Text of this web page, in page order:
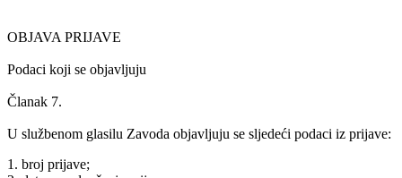
OBJAVA PRIJAVE
Podaci koji se objavljuju
Članak 7.
U službenom glasilu Zavoda objavljuju se sljedeći podaci iz prijave:
1. broj prijave;